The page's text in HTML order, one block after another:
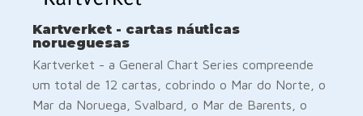
Kartverket - cartas náuticas
norueguesas
Kartverket - a General Chart Series compreende
um total de 12 cartas, cobrindo o Mar do Norte, o
Mar da Noruega, Svalbard, o Mar de Barents, o